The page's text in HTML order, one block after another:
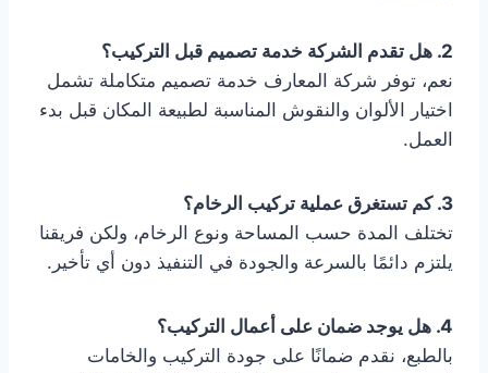
2. هل تقدم الشركة خدمة تصميم قبل التركيب؟
نعم، توفر شركة المعارف خدمة تصميم متكاملة تشمل
اختيار الألوان والنقوش المناسبة لطبيعة المكان قبل بدء
العمل.
3. كم تستغرق عملية تركيب الرخام؟
تختلف المدة حسب المساحة ونوع الرخام، ولكن فريقنا
يلتزم دائمًا بالسرعة والجودة في التنفيذ دون أي تأخير.
4. هل يوجد ضمان على أعمال التركيب؟
بالطبع، نقدم ضمانًا على جودة التركيب والخامات